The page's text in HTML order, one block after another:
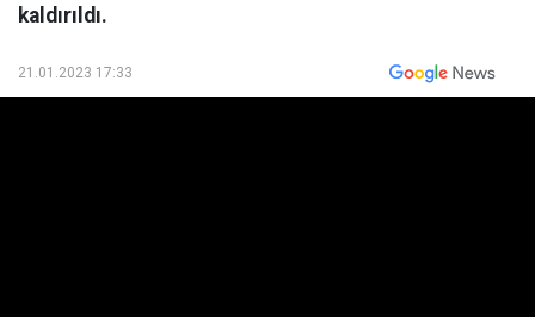
kaldırıldı.
21.01.2023 17:33